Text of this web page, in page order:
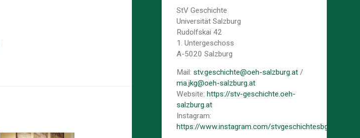
StV Geschichte
Universität Salzburg
Rudolfskai 42
1. Untergeschoss
A-5020 Salzburg
Mail:stv.geschichte@oeh-salzburg.at /
ma.jkg@oeh-salzburg.at
Website: https://stv-geschichte.oeh-
salzburg.at
Instagram:
https://www.instagram.com/stvgeschichtesbg/